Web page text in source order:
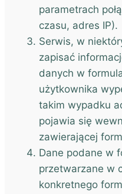
parametrach
czasu, adres IP).
Serwis, w
zapisać
danych w
użytkownika
takim wypadku
pojawia się
zawierającej
Dane podane w
przetwarzane w
konkretnego